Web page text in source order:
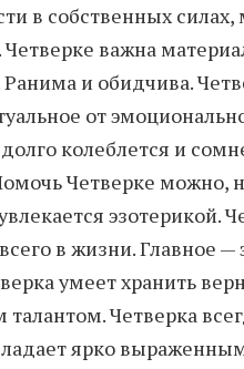
в собственных
важна
Ранима и обидчива.
от
колеблется и
Четверке можно,
в жизни. Главное
умеет хранить
талантом. Четверка
ярко